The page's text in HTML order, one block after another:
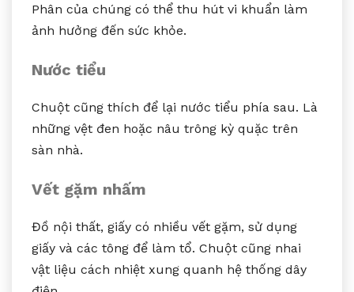
Phân của chúng có thể thu hút vi khuẩn làm
ảnh hưởng đến sức khỏe.
Nước tiểu
Chuột cũng thích để lại nước tiểu phía sau. Là
những vệt đen hoặc nâu trông kỳ quặc trên
sàn nhà.
Vết gặm nhấm
Đồ nội thất, giấy có nhiều vết gặm, sử dụng
giấy và các tông để làm tổ. Chuột cũng nhai
vật liệu cách nhiệt xung quanh hệ thống dây